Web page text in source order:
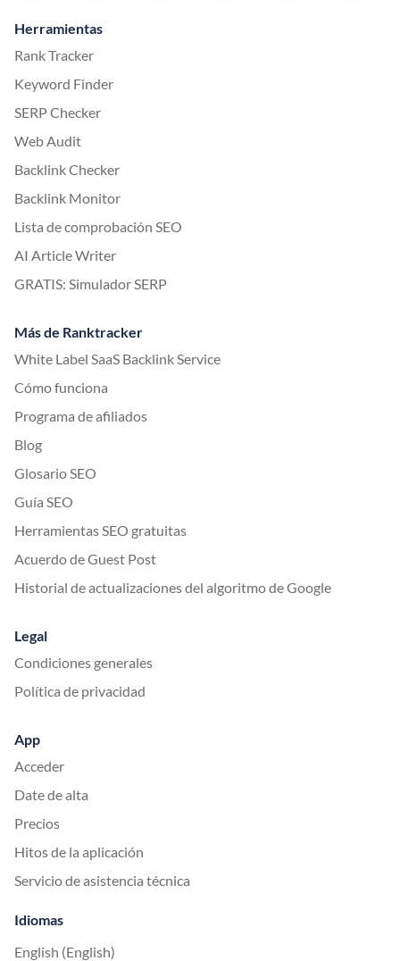
Herramientas
Rank Tracker
Keyword Finder
SERP Checker
Web Audit
Backlink Checker
Backlink Monitor
Lista de comprobación SEO
AI Article Writer
GRATIS: Simulador SERP
Más de Ranktracker
White Label SaaS Backlink Service
Cómo funciona
Programa de afiliados
Blog
Glosario SEO
Guía SEO
Herramientas SEO gratuitas
Acuerdo de Guest Post
Historial de actualizaciones del algoritmo de Google
Legal
Condiciones generales
Política de privacidad
App
Acceder
Date de alta
Precios
Hitos de la aplicación
Servicio de asistencia técnica
Idiomas
English (English)